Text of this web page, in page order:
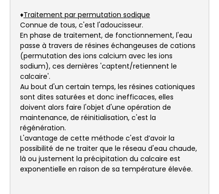
♦Traitement par permutation sodique
Connue de tous, c'est l'adoucisseur.
En phase de traitement, de fonctionnement, l'eau
passe à travers de résines échangeuses de cations
(permutation des ions calcium avec les ions
sodium), ces dernières 'captent/retiennent le
calcaire'.
Au bout d'un certain temps, les résines cationiques
sont dites saturées et donc inefficaces, elles
doivent alors faire l'objet d'une opération de
maintenance, de réinitialisation, c'est la
régénération.
L'avantage de cette méthode c'est d’avoir la
possibilité de ne traiter que le réseau d'eau chaude,
là ou justement la précipitation du calcaire est
exponentielle en raison de sa température élevée.